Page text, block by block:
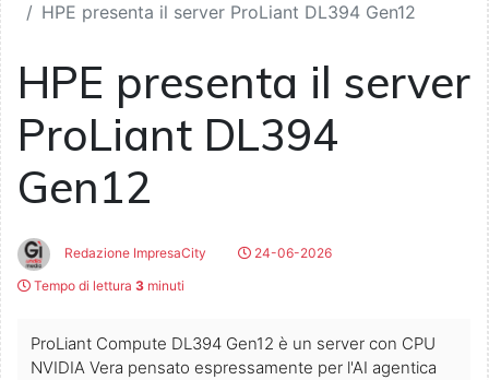
HPE presenta il server ProLiant DL394 Gen12
HPE presenta il server
ProLiant DL394
Gen12
Redazione ImpresaCity
24-06-2026
Tempo di lettura 3 minuti
ProLiant Compute DL394 Gen12 è un server con CPU
NVIDIA Vera pensato espressamente per l'AI agentica